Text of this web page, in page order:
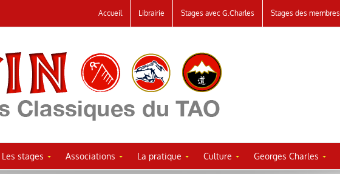
Accueil Librairie Stages avec G.Charles Stages des membres
Les stages Associations La pratique Culture Georges Charles